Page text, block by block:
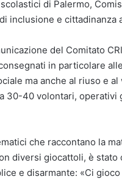
di Palermo,
inclusione e cittadinanza
del Comitato
in particolare
ma anche al riuso e al
30-40 volontari, operativi
che raccontano la
diversi giocattoli, è stato
e disarmante: «Ci